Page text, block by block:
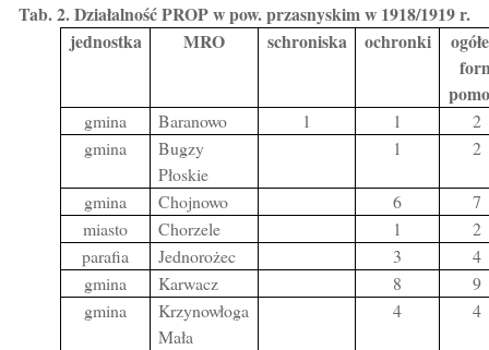
Tab. 2. Działalność PROP w pow. przasnyskim w 1918/1919 r.
jednostka
MRO schroniska ochronki
gmina Baranowo 1 1
2
gmina
Bugzy
Płoskie
1 2
gmina Chojnowo 6
7
miasto
Chorzele 1
2
parafia
Jednorożec 3
4
gmina
Karwacz 8
9
gmina
Krzynowłoga
Mała
4 4